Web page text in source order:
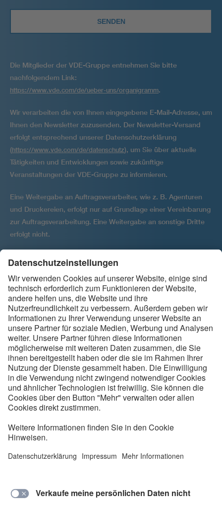
Die Mitglieder der VDE-Gruppe entnehmen Sie bitte
nachfolgendem Link:
https://www.vde.com/de/ueber-uns/organigramm.
Wir verarbeiten die von Ihnen eingegebene E-Mail-Adresse, um
Ihnen den Newsletter zuzusenden. Der Newsletter-Versand
erfolgt entsprechend unserer Datenschutzerklärung
(https://www.vde.com/de/datenschutz), um Sie über aktuelle
Tätigkeiten und Entwicklungen sowie zukünftige
Veranstaltungen der VDE-Gruppe zu informieren.
Eine Weitergabe an Auftragsverarbeiter, wie z. B. Agenturen
und Druckereien, erfolgt nur auf Grundlage einer Vereinbarung
zur Auftragsver­arbeitung. Eine Weitergabe an sonstige Dritte
erfolgt nicht.
an
.
Folgen Sie uns
Service
Datenschutzinformationen
AEB